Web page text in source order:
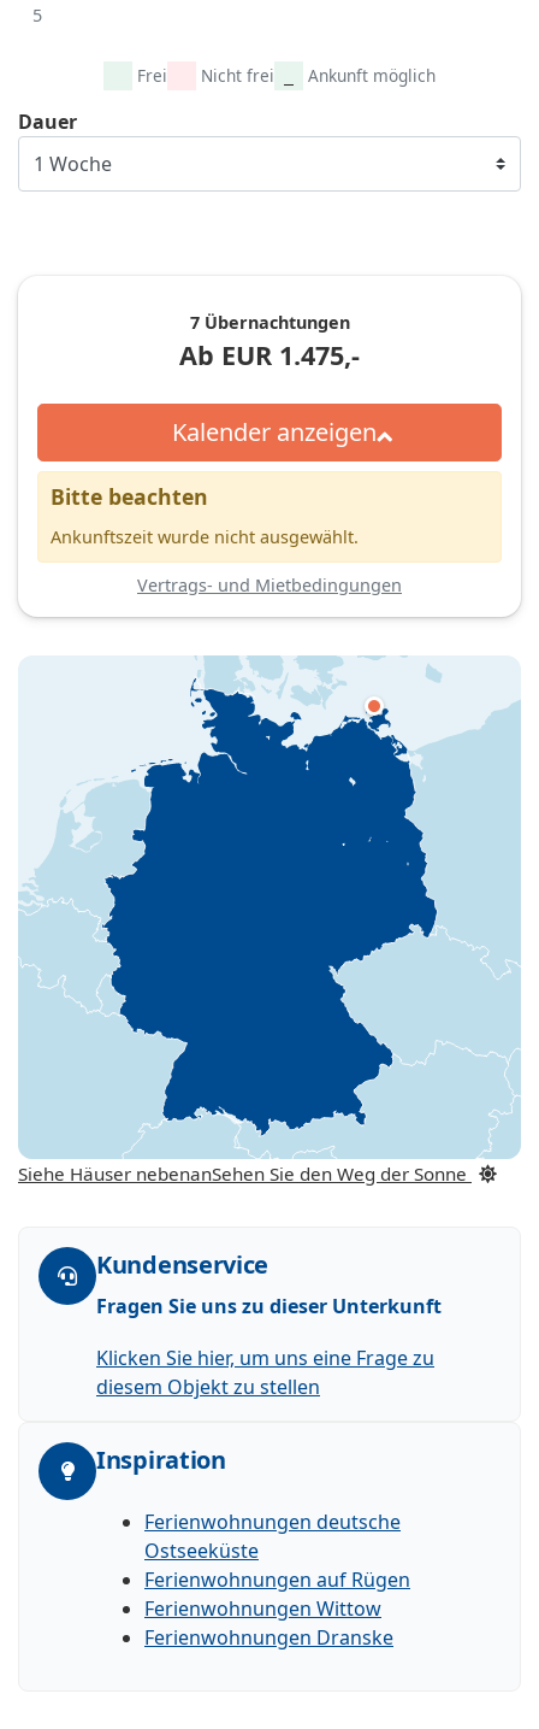
5
Frei Nicht frei Ankunft möglich
Dauer
7 Übernachtungen
Ab EUR 1.475,-
Kalender anzeigen
Bitte beachten
Ankunftszeit wurde nicht ausgewählt.
Vertrags- und Mietbedingungen
Siehe Häuser nebenanSehen Sie den Weg der Sonne
Kundenservice
Fragen Sie uns zu dieser Unterkunft
Klicken Sie hier, um uns eine Frage zu
diesem Objekt zu stellen
Inspiration
Ferienwohnungen deutsche
Ostseeküste
Ferienwohnungen auf Rügen
Ferienwohnungen Wittow
Ferienwohnungen Dranske